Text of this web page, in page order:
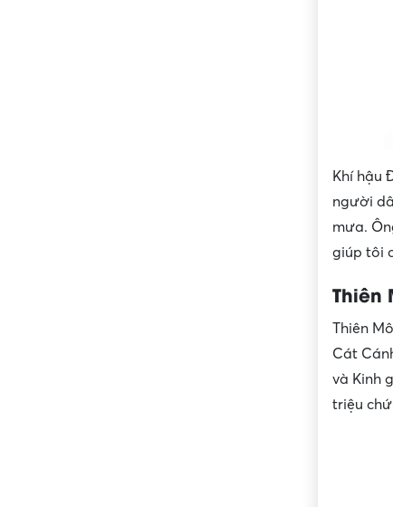
Khí hậu
người
mưa.
giúp tôi
Thiên
Thiên
Cát
và Kinh
triệu